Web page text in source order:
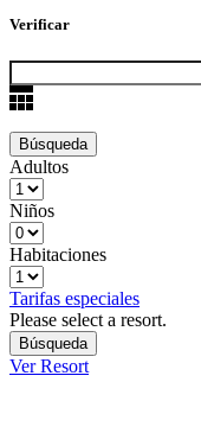
Verificar
Adultos
Niños
Habitaciones
Tarifas especiales
Please select a resort.
Ver Resort